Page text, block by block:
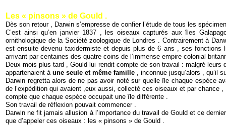
Les « pinsons » de Gould .
Dès son retour , Darwin s’empresse de confier l’étude de tous les
C’est ainsi qu’en janvier 1837 , les oiseaux capturés aux îles
ornithologique de la Société zoologique de Londres . Contrairement à
est ensuite devenu taxidermiste et depuis plus de 6 ans , ses fonctions
arrivant par centaines des quatre coins de l’immense empire colonial
Deux mois plus tard , Gould lui rendit compte de son travail : malgré
appartenaient à une seule et même famille , inconnue jusqu’alors , qu’il
Darwin regretta alors de ne pas avoir noté sur quelle île chaque espèce
de l’expédition qui avaient ,eux aussi, collecté ces oiseaux et par chance
compte que chaque espèce occupait une île différente .
Son travail de réflexion pouvait commencer .
Darwin ne fit jamais allusion à l’importance du travail de Gould et ce
que d’appeler ces oiseaux : les « pinsons » de Gould .